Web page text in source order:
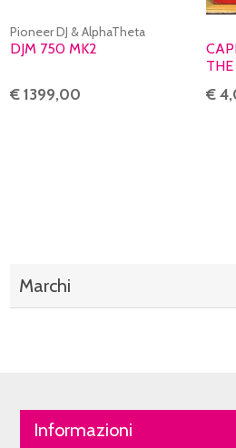
Pioneer DJ & AlphaTheta
DJM 750 MK2
€ 1399,00 €
Marchi
Informazioni